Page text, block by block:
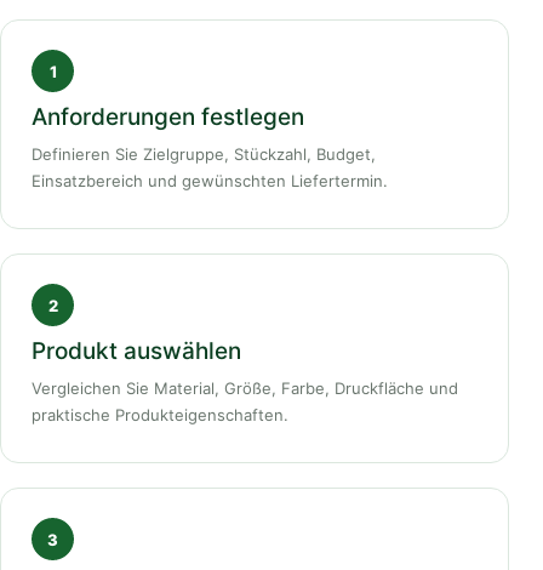
Anforderungen festlegen
Definieren Sie Zielgruppe, Stückzahl, Budget,
Einsatzbereich und gewünschten Liefertermin.
Produkt auswählen
Vergleichen Sie Material, Größe, Farbe, Druckfläche und
praktische Produkteigenschaften.